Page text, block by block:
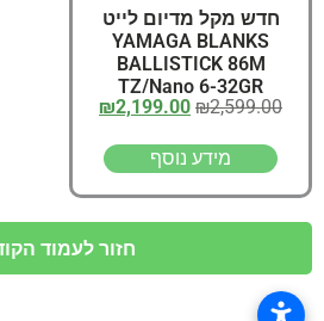
חדש מקל מדיום לייט
YAMAGA BLANKS
BALLISTICK 86M
TZ/Nano 6-32GR
₪2,599.00
₪2,199.00
מידע נוסף
חזור לעמוד